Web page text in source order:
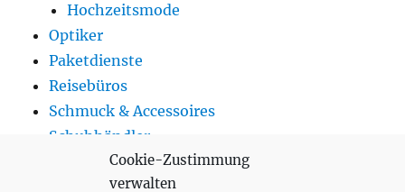
Cookie-Zustimmung
verwalten
Hochzeitsmode
Optiker
Paketdienste
Reisebüros
Schmuck & Accessoires
Schuhhändler
Spielwaren
Supermärkte